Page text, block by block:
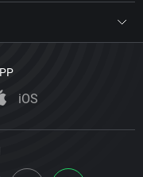
iOS